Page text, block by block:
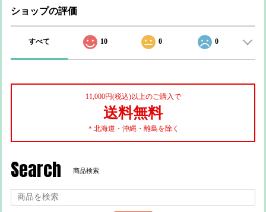
ショップの評価
すべて 10 0 0
11,000円(税込)以上のご購入で
送料無料
＊北海道・沖縄・離島を除く
Search 商品検索